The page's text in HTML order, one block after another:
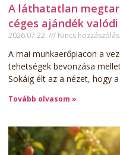
A láthatatlan
céges ajándék
2026.07.22. Nincs hozzászólás
A mai munkaerőpiacon a
tehetségek bevonzása
Sokáig élt az a nézet, hogy
Tovább olvasom »